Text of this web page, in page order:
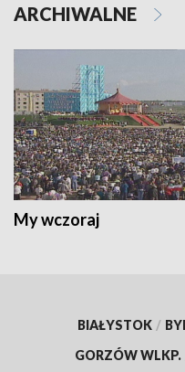
ARCHIWALNE
My wczoraj
BIAŁYSTOK /
GORZÓW WLKP.